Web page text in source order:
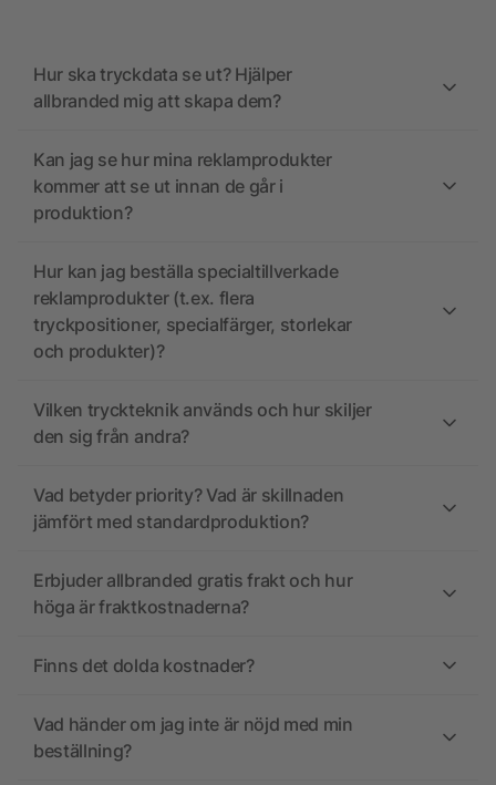
Hur ska tryckdata se ut? Hjälper
allbranded mig att skapa dem?
Kan jag se hur mina reklamprodukter
kommer att se ut innan de går i
produktion?
Hur kan jag beställa specialtillverkade
reklamprodukter (t.ex. flera
tryckpositioner, specialfärger, storlekar
och produkter)?
Vilken tryckteknik används och hur skiljer
den sig från andra?
Vad betyder priority? Vad är skillnaden
jämfört med standardproduktion?
Erbjuder allbranded gratis frakt och hur
höga är fraktkostnaderna?
Finns det dolda kostnader?
Vad händer om jag inte är nöjd med min
beställning?